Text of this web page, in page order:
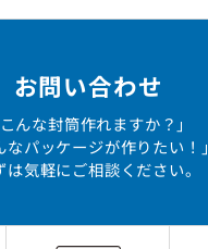
お問い合わせ
こんな封筒作れますか？」
なパッケージが作りたい！」
は気軽にご相談ください。